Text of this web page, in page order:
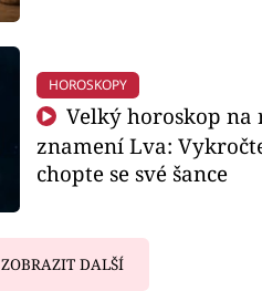
HOROSKOPY
Velký horoskop na
znamení Lva:
chopte se své šance
ZOBRAZIT DALŠÍ